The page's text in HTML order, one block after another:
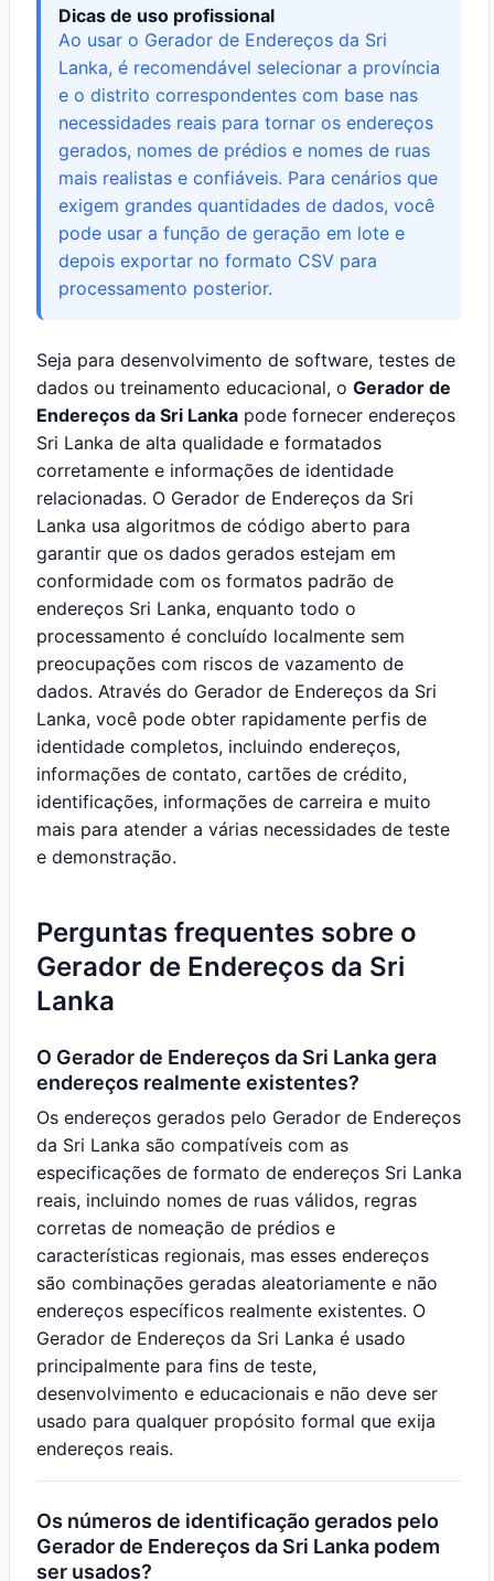
Dicas de uso profissional
Ao usar o Gerador de Endereços da Sri
Lanka, é recomendável selecionar a província
e o distrito correspondentes com base nas
necessidades reais para tornar os endereços
gerados, nomes de prédios e nomes de ruas
mais realistas e confiáveis. Para cenários que
exigem grandes quantidades de dados, você
pode usar a função de geração em lote e
depois exportar no formato CSV para
processamento posterior.
Seja para desenvolvimento de software, testes de
dados ou treinamento educacional, o Gerador de
Endereços da Sri Lanka pode fornecer endereços
Sri Lanka de alta qualidade e formatados
corretamente e informações de identidade
relacionadas. O Gerador de Endereços da Sri
Lanka usa algoritmos de código aberto para
garantir que os dados gerados estejam em
conformidade com os formatos padrão de
endereços Sri Lanka, enquanto todo o
processamento é concluído localmente sem
preocupações com riscos de vazamento de
dados. Através do Gerador de Endereços da Sri
Lanka, você pode obter rapidamente perfis de
identidade completos, incluindo endereços,
informações de contato, cartões de crédito,
identificações, informações de carreira e muito
mais para atender a várias necessidades de teste
e demonstração.
Perguntas frequentes sobre o
Gerador de Endereços da Sri
Lanka
O Gerador de Endereços da Sri Lanka gera
endereços realmente existentes?
Os endereços gerados pelo Gerador de Endereços
da Sri Lanka são compatíveis com as
especificações de formato de endereços Sri Lanka
reais, incluindo nomes de ruas válidos, regras
corretas de nomeação de prédios e
características regionais, mas esses endereços
são combinações geradas aleatoriamente e não
endereços específicos realmente existentes. O
Gerador de Endereços da Sri Lanka é usado
principalmente para fins de teste,
desenvolvimento e educacionais e não deve ser
usado para qualquer propósito formal que exija
endereços reais.
Os números de identificação gerados pelo
Gerador de Endereços da Sri Lanka podem
ser usados?